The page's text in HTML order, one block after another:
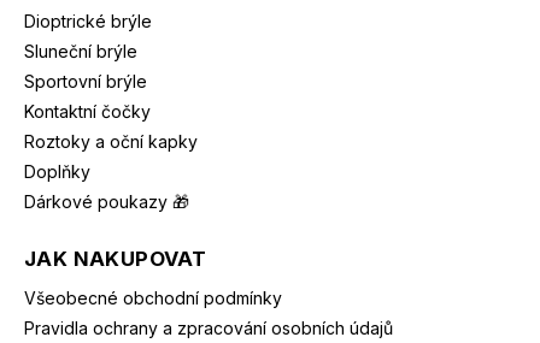
Dioptrické brýle
Sluneční brýle
Sportovní brýle
Kontaktní čočky
Roztoky a oční kapky
Doplňky
Dárkové poukazy 🎁
JAK NAKUPOVAT
Všeobecné obchodní podmínky
Pravidla ochrany a zpracování osobních údajů